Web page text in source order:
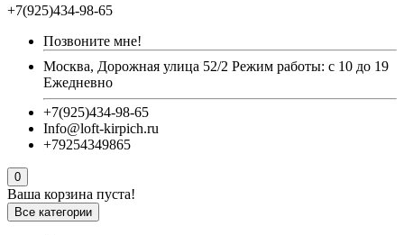
+7(925)434-98-65
Позвоните мне!
Москва, Дорожная улица 52/2 Режим работы: с 10 до 19
Ежедневно
+7(925)434-98-65
Info@loft-kirpich.ru
+79254349865
0
Ваша корзина пуста!
Все категории